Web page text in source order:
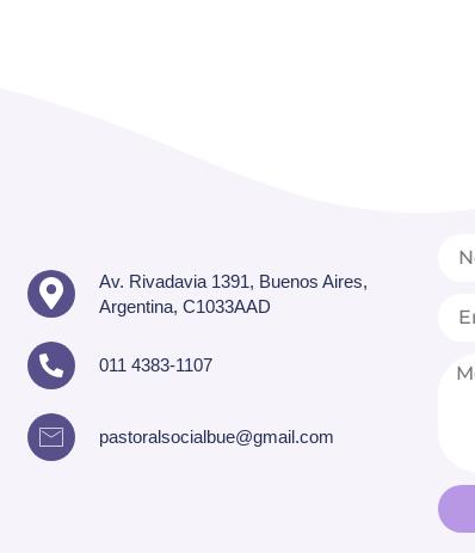
Av. Rivadavia 1391, Buenos Aires,
Argentina, C1033AAD
011 4383-1107
pastoralsocialbue@gmail.com